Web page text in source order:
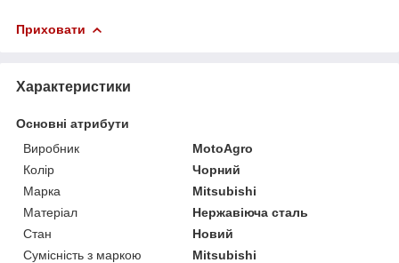
Приховати
Характеристики
Основні атрибути
Виробник
MotoAgro
Колір
Чорний
Марка
Mitsubishi
Матеріал
Нержавіюча сталь
Стан
Новий
Сумісність з маркою
Mitsubishi